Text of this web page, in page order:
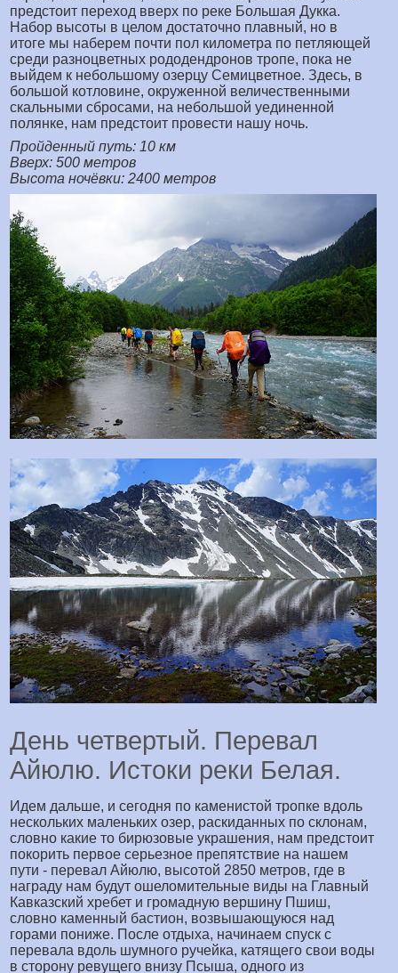
предстоит переход вверх по реке Большая Дукка.
Набор высоты в целом достаточно плавный, но в
итоге мы наберем почти пол километра по петляющей
среди разноцветных рододендронов тропе, пока не
выйдем к небольшому озерцу Семицветное. Здесь, в
большой котловине, окруженной величественными
скальными сбросами, на небольшой уединенной
полянке, нам предстоит провести нашу ночь.
Пройденный путь: 10 км
Вверх: 500 метров
Высота ночёвки: 2400 метров
День четвертый. Перевал
Айюлю. Истоки реки Белая.
Идем дальше, и сегодня по каменистой тропке вдоль
нескольких маленьких озер, раскиданных по склонам,
словно какие то бирюзовые украшения, нам предстоит
покорить первое серьезное препятствие на нашем
пути - перевал Айюлю, высотой 2850 метров, где в
награду нам будут ошеломительные виды на Главный
Кавказский хребет и громадную вершину Пшиш,
словно каменный бастион, возвышающуюся над
горами пониже. После отдыха, начинаем спуск с
перевала вдоль шумного ручейка, катящего свои воды
в сторону ревущего внизу Псыша, одного из